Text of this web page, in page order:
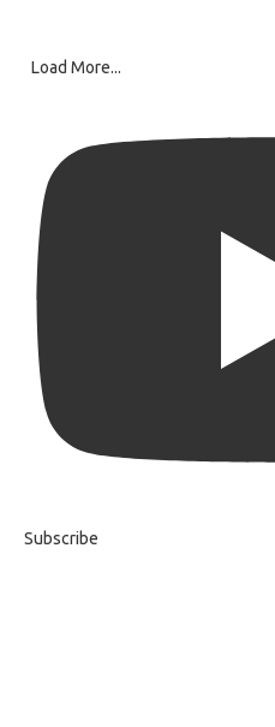
Load More...
Subscribe